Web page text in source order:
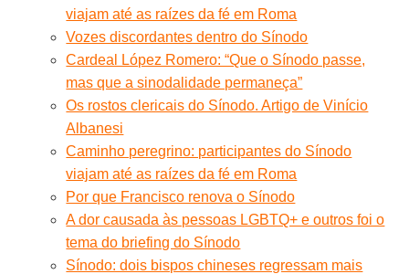
viajam até as raízes da fé em Roma
Vozes discordantes dentro do Sínodo
Cardeal López Romero: “Que o Sínodo passe,
mas que a sinodalidade permaneça”
Os rostos clericais do Sínodo. Artigo de Vinício
Albanesi
Caminho peregrino: participantes do Sínodo
viajam até as raízes da fé em Roma
Por que Francisco renova o Sínodo
A dor causada às pessoas LGBTQ+ e outros foi o
tema do briefing do Sínodo
Sínodo: dois bispos chineses regressam mais